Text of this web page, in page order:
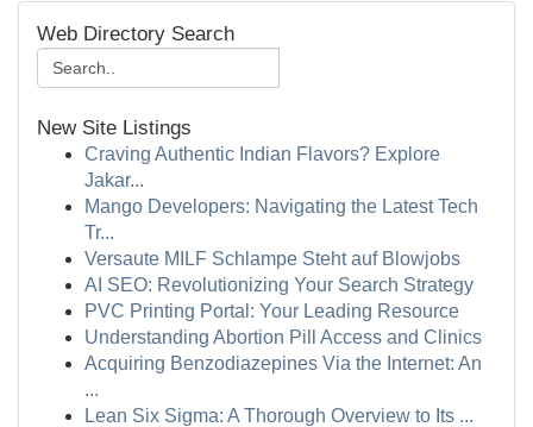
Web Directory Search
New Site Listings
Craving Authentic Indian Flavors? Explore
Jakar...
Mango Developers: Navigating the Latest Tech
Tr...
Versaute MILF Schlampe Steht auf Blowjobs
AI SEO: Revolutionizing Your Search Strategy
PVC Printing Portal: Your Leading Resource
Understanding Abortion Pill Access and Clinics
Acquiring Benzodiazepines Via the Internet: An
...
Lean Six Sigma: A Thorough Overview to Its ...